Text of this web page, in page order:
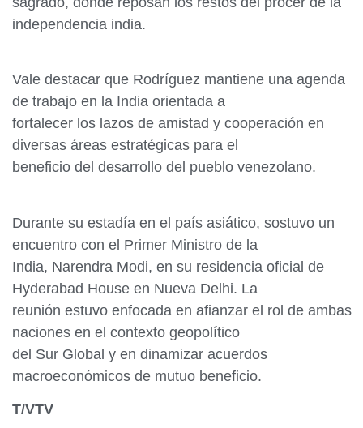
independencia india.
Vale destacar que Rodríguez mantiene una agenda
de trabajo en la India orientada a
fortalecer los lazos de amistad y cooperación en
diversas áreas estratégicas para el
beneficio del desarrollo del pueblo venezolano.
Durante su estadía en el país asiático, sostuvo un
encuentro con el Primer Ministro de la
India, Narendra Modi, en su residencia oficial de
Hyderabad House en Nueva Delhi. La
reunión estuvo enfocada en afianzar el rol de ambas
naciones en el contexto geopolítico
del Sur Global y en dinamizar acuerdos
macroeconómicos de mutuo beneficio.
T/VTV